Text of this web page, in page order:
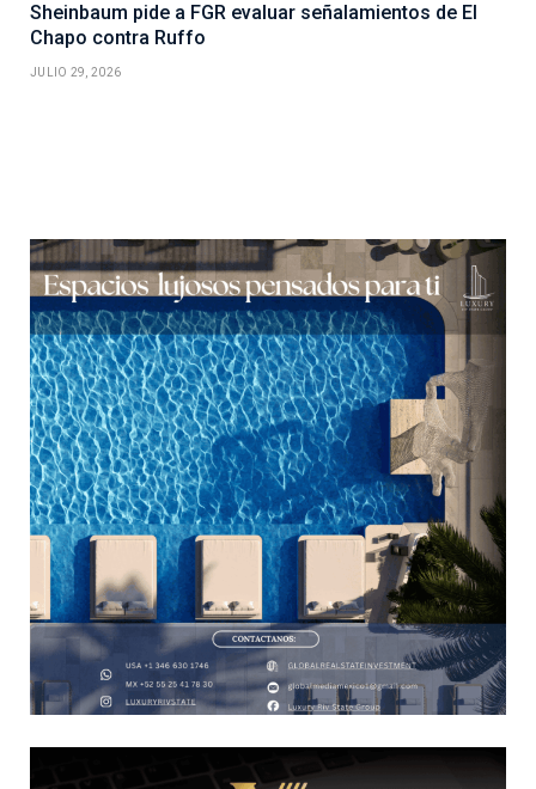
Sheinbaum pide a FGR evaluar señalamientos de El
Chapo contra Ruffo
JULIO 29, 2026